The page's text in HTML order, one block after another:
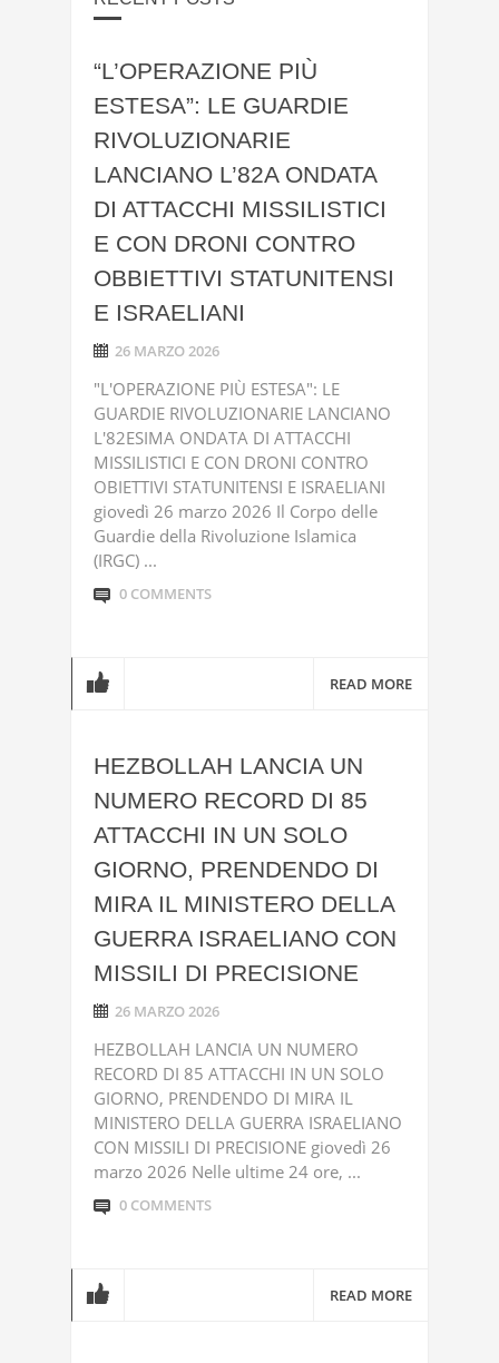
“L’OPERAZIONE PIÙ
ESTESA”: LE GUARDIE
RIVOLUZIONARIE
LANCIANO L’82A ONDATA
DI ATTACCHI MISSILISTICI
E CON DRONI CONTRO
OBBIETTIVI STATUNITENSI
E ISRAELIANI
26 MARZO 2026
"L'OPERAZIONE PIÙ ESTESA": LE
GUARDIE RIVOLUZIONARIE LANCIANO
L'82ESIMA ONDATA DI ATTACCHI
MISSILISTICI E CON DRONI CONTRO
OBIETTIVI STATUNITENSI E ISRAELIANI
giovedì 26 marzo 2026 Il Corpo delle
Guardie della Rivoluzione Islamica
(IRGC) ...
0 COMMENTS
READ MORE
HEZBOLLAH LANCIA UN
NUMERO RECORD DI 85
ATTACCHI IN UN SOLO
GIORNO, PRENDENDO DI
MIRA IL MINISTERO DELLA
GUERRA ISRAELIANO CON
MISSILI DI PRECISIONE
26 MARZO 2026
HEZBOLLAH LANCIA UN NUMERO
RECORD DI 85 ATTACCHI IN UN SOLO
GIORNO, PRENDENDO DI MIRA IL
MINISTERO DELLA GUERRA ISRAELIANO
CON MISSILI DI PRECISIONE giovedì 26
marzo 2026 Nelle ultime 24 ore, ...
0 COMMENTS
READ MORE